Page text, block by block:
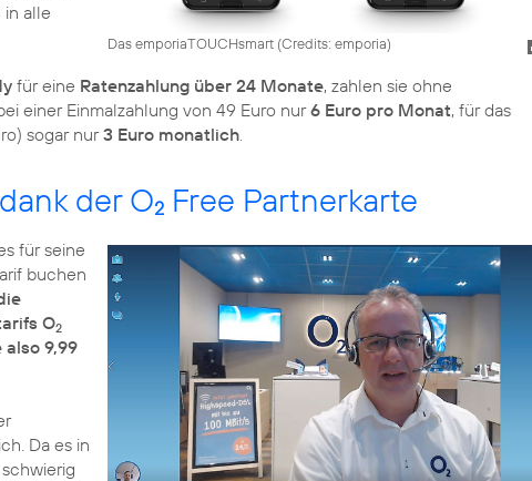
Das emporiaTOUCHsmart (Credits: emporia)
in alle
für eine Ratenzahlung über 24 Monate, zahlen sie ohne
einer Einmalzahlung von 49 Euro nur6 Euro pro Monat, für das
sogar nur3 Euro monatlich.
der O2 Free Partnerkarte
für seine
buchen
O2
9,99
Da es in